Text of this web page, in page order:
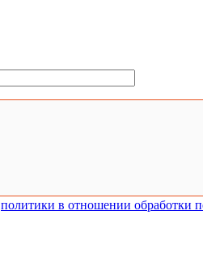
политики в отношении обработки